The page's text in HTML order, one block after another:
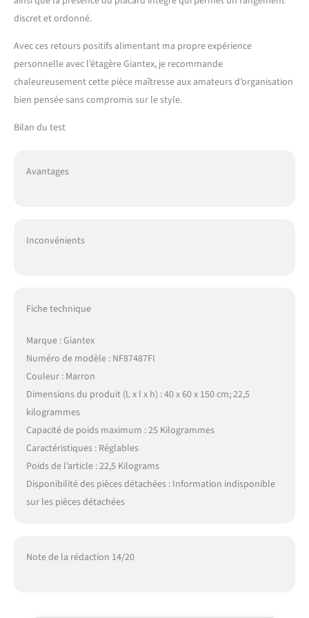
discret et ordonné.
Avec ces retours positifs alimentant ma propre expérience
personnelle avec l’étagère Giantex, je recommande
chaleureusement cette pièce maîtresse aux amateurs d’organisation
bien pensée sans compromis sur le style.
Bilan du test
Avantages
Inconvénients
Fiche technique
Marque : Giantex
Numéro de modèle : NF87487FI
Couleur : Marron
Dimensions du produit (L x l x h) : 40 x 60 x 150 cm; 22,5
kilogrammes
Capacité de poids maximum : 25 Kilogrammes
Caractéristiques : Réglables
Poids de l’article : 22,5 Kilograms
Disponibilité des pièces détachées : Information indisponible
sur les pièces détachées
Note de la rédaction 14/20